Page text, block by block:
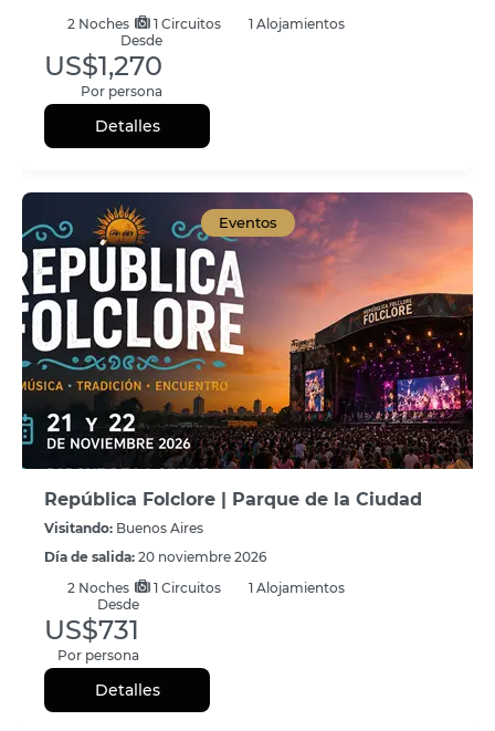
2 Noches 1 Circuitos
1 Alojamientos
Desde
US$1,270
Por persona
Detalles
Eventos
República Folclore | Parque de la Ciudad
Visitando: Buenos Aires
Día de salida: 20 noviembre 2026
2 Noches 1 Circuitos
1 Alojamientos
Desde
US$731
Por persona
Detalles